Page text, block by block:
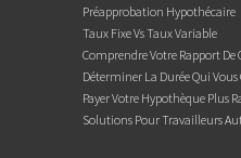
Préapprobation Hypothécaire
Taux Fixe Vs Taux Variable
Comprendre Votre Rapport De
Déterminer La Durée Qui
Payer Votre Hypothèque Plus
Solutions Pour Travailleurs